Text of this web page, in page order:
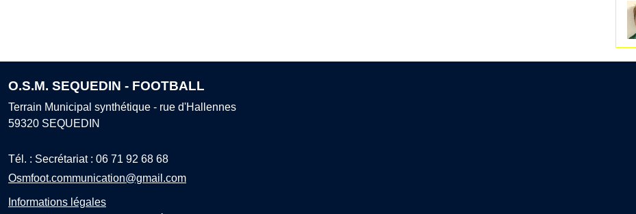
O.S.M. SEQUEDIN - FOOTBALL
Terrain Municipal synthétique - rue d'Hallennes
59320 SEQUEDIN
Tél. : Secrétariat : 06 71 92 68 68
Osmfoot.communication@gmail.com
Informations légales